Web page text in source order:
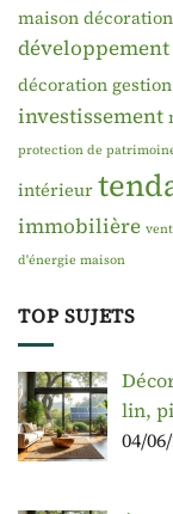
maison
décoration
investissement
protection de
intérieur
immobilière
d'énergie maison
TOP SUJETS
lin,
04/